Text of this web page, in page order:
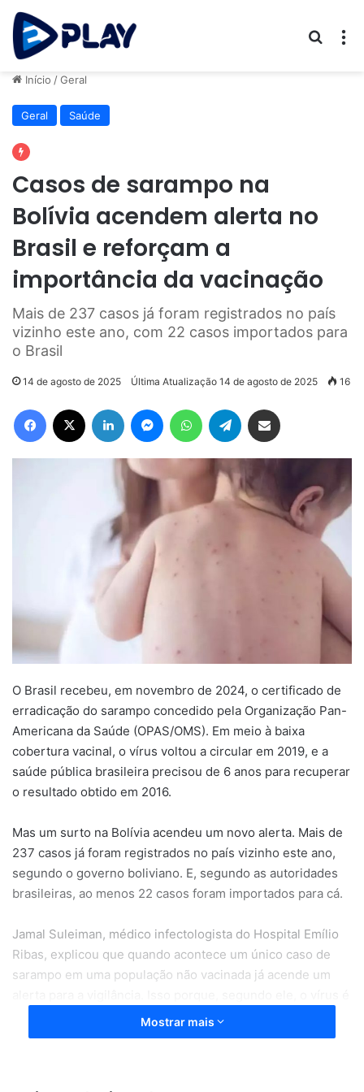
Início /Geral
Geral Saúde
Casos de sarampo na
Bolívia acendem alerta no
Brasil e reforçam a
importância da vacinação
Mais de 237 casos já foram registrados no país
vizinho este ano, com 22 casos importados para
o Brasil
14 de agosto de 2025 Última Atualização 14 de agosto de 2025 16
Facebook Linkedin MessengerWhatsAppTelegram
O Brasil recebeu, em novembro de 2024, o certificado de
erradicação do sarampo concedido pela Organização Pan-
Americana da Saúde (OPAS/OMS). Em meio à baixa
cobertura vacinal, o vírus voltou a circular em 2019, e a
saúde pública brasileira precisou de 6 anos para recuperar
o resultado obtido em 2016.
Mas um surto na Bolívia acendeu um novo alerta. Mais de
237 casos já foram registrados no país vizinho este ano,
segundo o governo boliviano. E, segundo as autoridades
brasileiras, ao menos 22 casos foram importados para cá.
Jamal Suleiman, médico infectologista do Hospital Emílio
Ribas, explicou que quando acontece um único caso de
sarampo em uma população não vacinada já acende um
Mostrar mais